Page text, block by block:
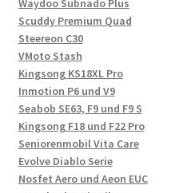
Waydoo Subnado Plus
Scuddy Premium Quad
Steereon C30
VMoto Stash
Kingsong KS18XL Pro
Inmotion P6 und V9
Seabob SE63, F9 und F9 S
Kingsong F18 und F22 Pro
Seniorenmobil Vita Care
Evolve Diablo Serie
Nosfet Aero und Aeon EUC